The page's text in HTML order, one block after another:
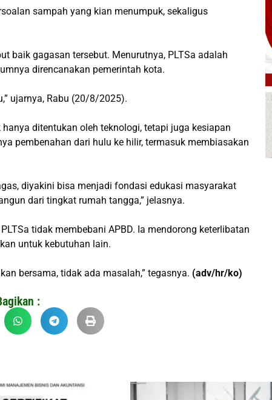
sampah yang kian menumpuk, sekaligus
baik gagasan tersebut. Menurutnya, PLTSa adalah
direncanakan pemerintah kota.
ujarnya, Rabu (20/8/2025).
ditentukan oleh teknologi, tetapi juga kesiapan
pembenahan dari hulu ke hilir, termasuk membiasakan
diyakini bisa menjadi fondasi edukasi masyarakat
dari tingkat rumah tangga,” jelasnya.
tidak membebani APBD. Ia mendorong keterlibatan
untuk kebutuhan lain.
bersama, tidak ada masalah,” tegasnya. (adv/hr/ko)
: